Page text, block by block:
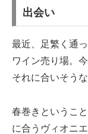
出会い
最近、足繁く通
ワイン売り場。
それに合いそう
春巻きというこ
に合うヴィオニ